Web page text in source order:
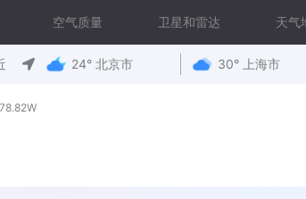
空气质量 卫星和雷达 天气
24° 北京市 30° 上海市